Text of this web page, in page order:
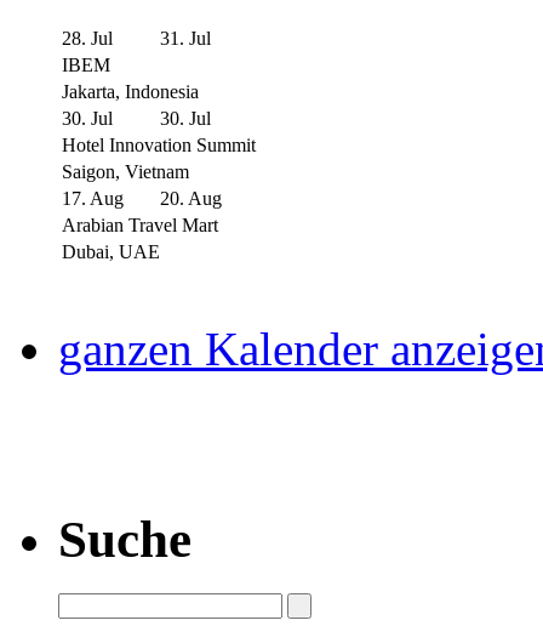
28. Jul
31. Jul
IBEM
Jakarta, Indonesia
30. Jul
30. Jul
Hotel Innovation Summit
Saigon, Vietnam
17. Aug
20. Aug
Arabian Travel Mart
Dubai, UAE
ganzen Kalender
Suche